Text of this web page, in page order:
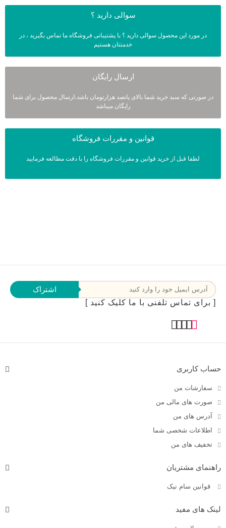
سوالی دارید ؟
در مورد این محصول سوالی دارید ؟ با پشتیبانی فروشگاه ما تماس بگیرید ، در
خدمتتان هستیم
ارسال رایگان
در صورتی که سبد خرید شما بالای پانصد هزارتومان باشد،ارسال محصول برای شما
رایگان میباشد
قوانین و مقررات فروشگاه
لطفا قبل از خرید قوانین و مقررات فروشگاه را با دقت مطالعه فرمایید
اشتراک
[ برای تماس تلفنی با ما کلیک کنید ]
حساب کاربری
سفارشات من
صورت های مالی من
آدرس های من
اطلاعات شخصی شما
تخفیف های من
راهنمای مشتریان
قوانین سام نیک
لینک های مفید